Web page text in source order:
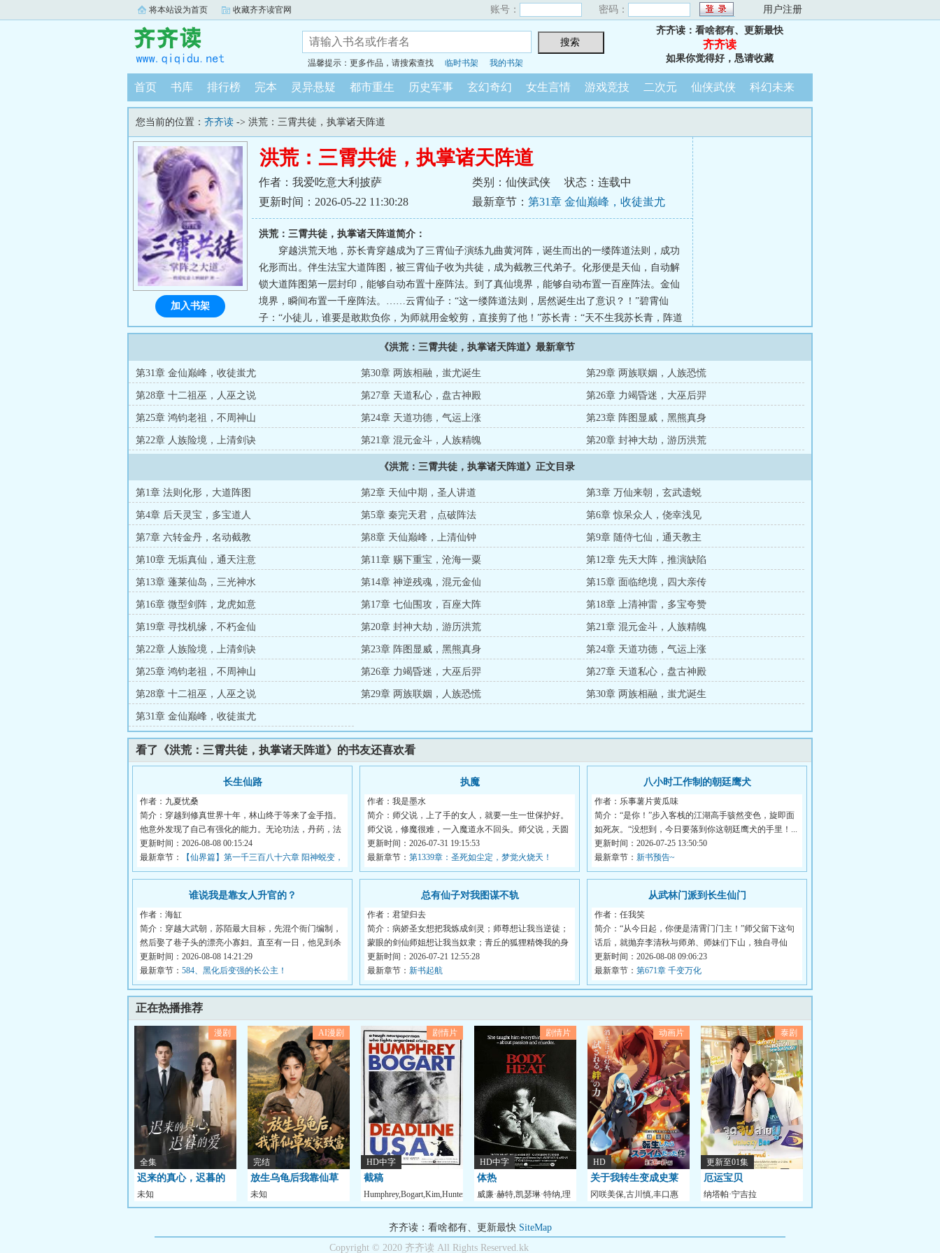
将本站设为首页 收藏齐齐读官网 账号： 密码： 用户注册
温馨提示：更多作品，请搜索查找 临时书架 我的书架
齐齐读：看啥都有、更新最快
齐齐读
如果你觉得好，恳请收藏
首页 书库 排行榜 完本 灵异悬疑 都市重生 历史军事 玄幻奇幻 女生言情 游戏竞技 二次元 仙侠武侠 科幻未来
您当前的位置： 齐齐读 -> 洪荒：三霄共徒，执掌诸天阵道
洪荒：三霄共徒，执掌诸天阵道
作者：我爱吃意大利披萨 类别：仙侠武侠
状态：连载中
更新时间：2026-05-22 11:30:28
最新章节： 第31章 金仙巅峰，收徒蚩尤
洪荒：三霄共徒，执掌诸天阵道简介：
穿越洪荒天地，苏长青穿越成为了三霄仙子演练九曲黄河阵，诞生而出的一缕阵道法则，成功
化形而出。伴生法宝大道阵图，被三霄仙子收为共徒，成为截教三代弟子。化形便是天仙，自动解
锁大道阵图第一层封印，能够自动布置十座阵法。到了真仙境界，能够自动布置一百座阵法。金仙
境界，瞬间布置一千座阵法。……云霄仙子：“这一缕阵道法则，居然诞生出了意识？！”碧霄仙
子：“小徒儿，谁要是敢欺负你，为师就用金蛟剪，直接剪了他！”苏长青：“天不生我苏长青，阵道
万古如长夜！”...
加入书架
《洪荒：三霄共徒，执掌诸天阵道》最新章节
第31章 金仙巅峰，收徒蚩尤 第30章 两族相融，蚩尤诞生 第29章 两族联姻，人族恐慌
第28章 十二祖巫，人巫之说 第27章 天道私心，盘古神殿 第26章 力竭昏迷，大巫后羿
第25章 鸿钧老祖，不周神山 第24章 天道功德，气运上涨 第23章 阵图显威，黑熊真身
第22章 人族险境，上清剑诀 第21章 混元金斗，人族精魄 第20章 封神大劫，游历洪荒
《洪荒：三霄共徒，执掌诸天阵道》正文目录
第1章 法则化形，大道阵图 第2章 天仙中期，圣人讲道 第3章 万仙来朝，玄武遗蜕
第4章 后天灵宝，多宝道人 第5章 秦完天君，点破阵法 第6章 惊呆众人，侥幸浅见
第7章 六转金丹，名动截教 第8章 天仙巅峰，上清仙钟 第9章 随侍七仙，通天教主
第10章 无垢真仙，通天注意 第11章 赐下重宝，沧海一粟 第12章 先天大阵，推演缺陷
第13章 蓬莱仙岛，三光神水 第14章 神逆残魂，混元金仙 第15章 面临绝境，四大亲传
第16章 微型剑阵，龙虎如意 第17章 七仙围攻，百座大阵 第18章 上清神雷，多宝夸赞
第19章 寻找机缘，不朽金仙 第20章 封神大劫，游历洪荒 第21章 混元金斗，人族精魄
第22章 人族险境，上清剑诀 第23章 阵图显威，黑熊真身 第24章 天道功德，气运上涨
第25章 鸿钧老祖，不周神山 第26章 力竭昏迷，大巫后羿 第27章 天道私心，盘古神殿
第28章 十二祖巫，人巫之说 第29章 两族联姻，人族恐慌 第30章 两族相融，蚩尤诞生
第31章 金仙巅峰，收徒蚩尤
看了《洪荒：三霄共徒，执掌诸天阵道》的书友还喜欢看
长生仙路
作者：九夏忧桑
简介：穿越到修真世界十年，林山终于等来了金手指。
他意外发现了自己有强化的能力。无论功法，丹药，法
宝...
更新时间：2026-08-08 00:15:24
最新章节：
【仙界篇】第一千三百八十六章 阳神蜕变，
湮炽召唤
执魔
作者：我是墨水
简介：师父说，上了手的女人，就要一生一世保护好。
师父说，修魔很难，一入魔道永不回头。师父说，天圆
地...
更新时间：2026-07-31 19:15:53
最新章节： 第1339章：圣死如尘定，梦觉火烧天！
八小时工作制的朝廷鹰犬
作者：乐事薯片黄瓜味
简介：“是你！”步入客栈的江湖高手骇然变色，旋即面
如死灰。“没想到，今日要落到你这朝廷鹰犬的手里！...
更新时间：2026-07-25 13:50:50
最新章节： 新书预告~
谁说我是靠女人升官的？
作者：海缸
简介：穿越大武朝，苏陌最大目标，先混个衙门编制，
然后娶了巷子头的漂亮小寡妇。直至有一日，他见到杀
人...
更新时间：2026-08-08 14:21:29
最新章节： 584、黑化后变强的长公主！
总有仙子对我图谋不轨
作者：君望归去
简介：病娇圣女想把我炼成剑灵；师尊想让我当逆徒；
蒙眼的剑仙师姐想让我当奴隶；青丘的狐狸精馋我的身
子...
更新时间：2026-07-21 12:55:28
最新章节： 新书起航
从武林门派到长生仙门
作者：任我笑
简介：“从今日起，你便是清霄门门主！”师父留下这句
话后，就抛弃李清秋与师弟、师妹们下山，独自寻仙
去...
更新时间：2026-08-08 09:06:23
最新章节： 第671章 千变万化
正在热播推荐
漫剧
全集
迟来的真心，迟暮的
爱
未知
AI漫剧
完结
放生乌龟后我靠仙草
发家致富
未知
剧情片
HD中字
截稿
Humphrey,Bogart,Kim,Hunter,Ed,Begley
剧情片
HD中字
体热
威廉·赫特,凯瑟琳·特纳,理
查德·克里纳,
动画片
HD
关于我转生变成史莱
姆这档事 红莲之绊篇
冈咲美保,古川慎,丰口惠
美,前野智昭,千本木
泰剧
更新至01集
厄运宝贝
纳塔帕·宁吉拉
瓦,TupthongSuwanrakanont,
齐齐读：看啥都有、更新最快 SiteMap
Copyright © 2020 齐齐读 All Rights Reserved.kk